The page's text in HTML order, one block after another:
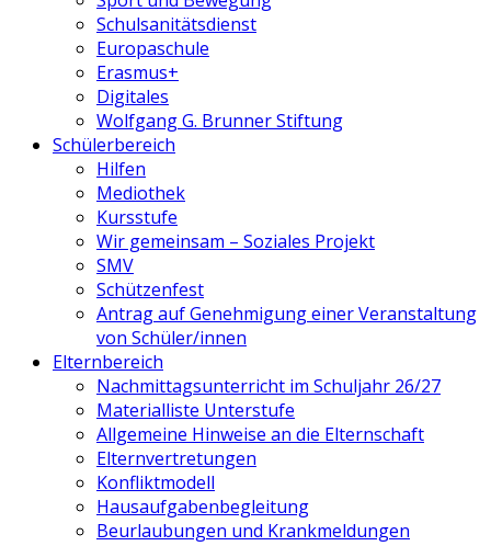
Schulsanitätsdienst
Europaschule
Erasmus+
Digitales
Wolfgang G. Brunner Stiftung
Schülerbereich
Hilfen
Mediothek
Kursstufe
Wir gemeinsam – Soziales Projekt
SMV
Schützenfest
Antrag auf Genehmigung einer Veranstaltung
von Schüler/innen
Elternbereich
Nachmittagsunterricht im Schuljahr 26/27
Materialliste Unterstufe
Allgemeine Hinweise an die Elternschaft
Elternvertretungen
Konfliktmodell
Hausaufgabenbegleitung
Beurlaubungen und Krankmeldungen